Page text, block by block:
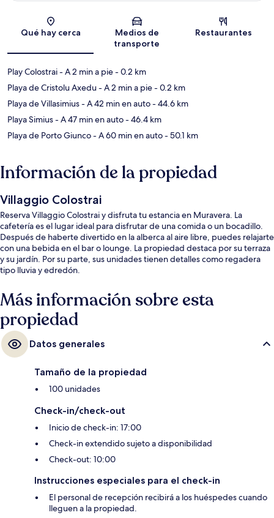
Sección del mapa
Qué hay cerca
Medios de
transporte
Restaurantes
Play Colostrai- A 2 min a pie- 0.2 km
Playa de Cristolu Axedu- A 2 min a pie- 0.2 km
Playa de Villasimius- A 42 min en auto- 44.6 km
Playa Simius- A 47 min en auto- 46.4 km
Playa de Porto Giunco- A 60 min en auto- 50.1 km
Información de la propiedad
Villaggio Colostrai
Reserva Villaggio Colostrai y disfruta tu estancia en Muravera. La
cafetería es el lugar ideal para disfrutar de una comida o un bocadillo.
Después de haberte divertido en la alberca al aire libre, puedes relajarte
con una bebida en el bar o lounge. La propiedad destaca por su terraza
y su jardín. Por su parte, sus unidades tienen detalles como regadera
tipo lluvia y edredón.
Más información sobre esta
propiedad
Datos generales
Tamaño de la propiedad
100 unidades
Check-in/check-out
Inicio de check-in: 17:00
Check-in extendido sujeto a disponibilidad
Check-out: 10:00
Instrucciones especiales para el check-in
El personal de recepción recibirá a los huéspedes cuando
lleguen a la propiedad.